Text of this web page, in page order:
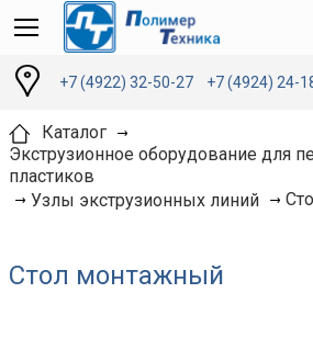
+7 (4922) 32-50-27 +7 (4924) 24-
Каталог
Экструзионное оборудование для
пластиков
Узлы экструзионных линий
Стол монтажный